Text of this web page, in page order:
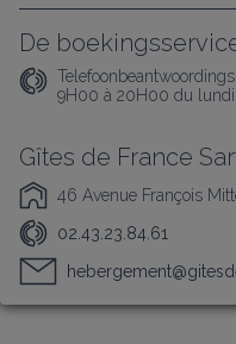
De
9H00 à 20H00 du
Gîtes de France
46 Avenue François
02.43.23.84.61